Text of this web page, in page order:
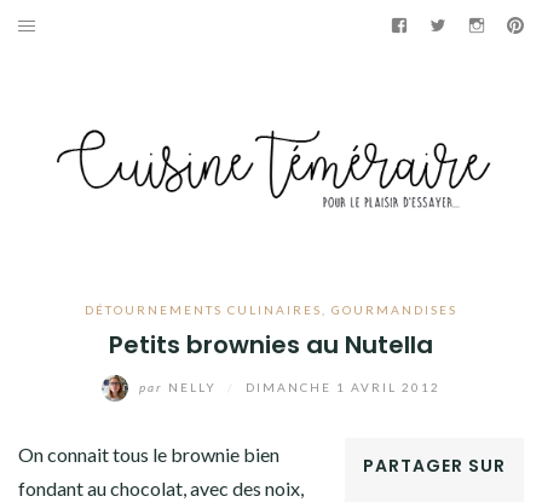
Aller
Facebook
Twitter
DÉTOURNEMENTS CULINAIRES GOURMANDISES
Petits brownies au Nutella
par NELLY DIMANCHE 1 AVRIL 2012
PARTAGER SUR
On connait tous le brownie bien
fondant au chocolat, avec des noix,
DÉTOURNEMENTS CULINAIRES